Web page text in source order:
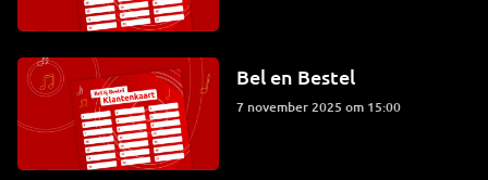
Bel en Bestel
7 november 2025 om 15:00